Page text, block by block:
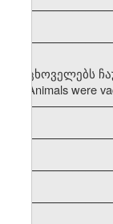
ცხოველებს
Animals were